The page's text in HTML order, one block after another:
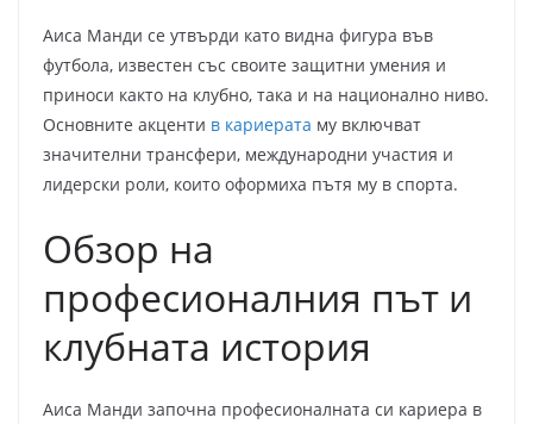
Аиса Манди се утвърди като видна фигура във
футбола, известен със своите защитни умения и
приноси както на клубно, така и на национално ниво.
Основните акценти в кариерата му включват
значителни трансфери, международни участия и
лидерски роли, които оформиха пътя му в спорта.
Обзор на
професионалния път и
клубната история
Аиса Манди започна професионалната си кариера в